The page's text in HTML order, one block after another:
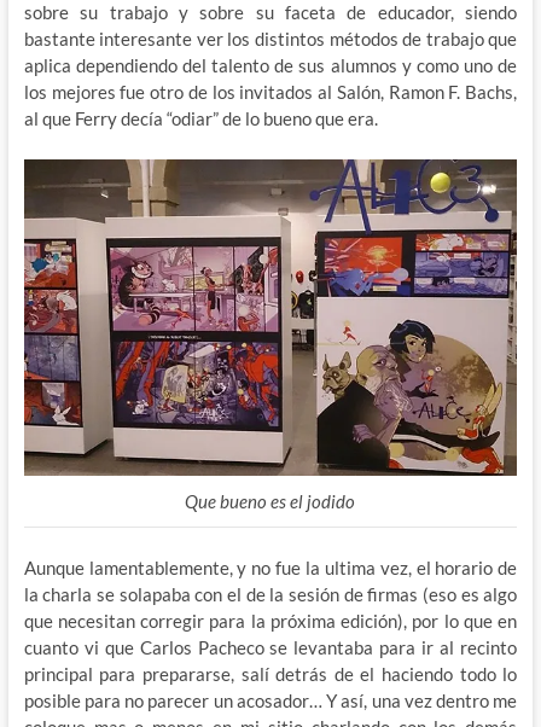
sobre su trabajo y sobre su faceta de educador, siendo
bastante interesante ver los distintos métodos de trabajo que
aplica dependiendo del talento de sus alumnos y como uno de
los mejores fue otro de los invitados al Salón, Ramon F. Bachs,
al que Ferry decía “odiar” de lo bueno que era.
Que bueno es el jodido
Aunque lamentablemente, y no fue la ultima vez, el horario de
la charla se solapaba con el de la sesión de firmas (eso es algo
que necesitan corregir para la próxima edición), por lo que en
cuanto vi que Carlos Pacheco se levantaba para ir al recinto
principal para prepararse, salí detrás de el haciendo todo lo
posible para no parecer un acosador… Y así, una vez dentro me